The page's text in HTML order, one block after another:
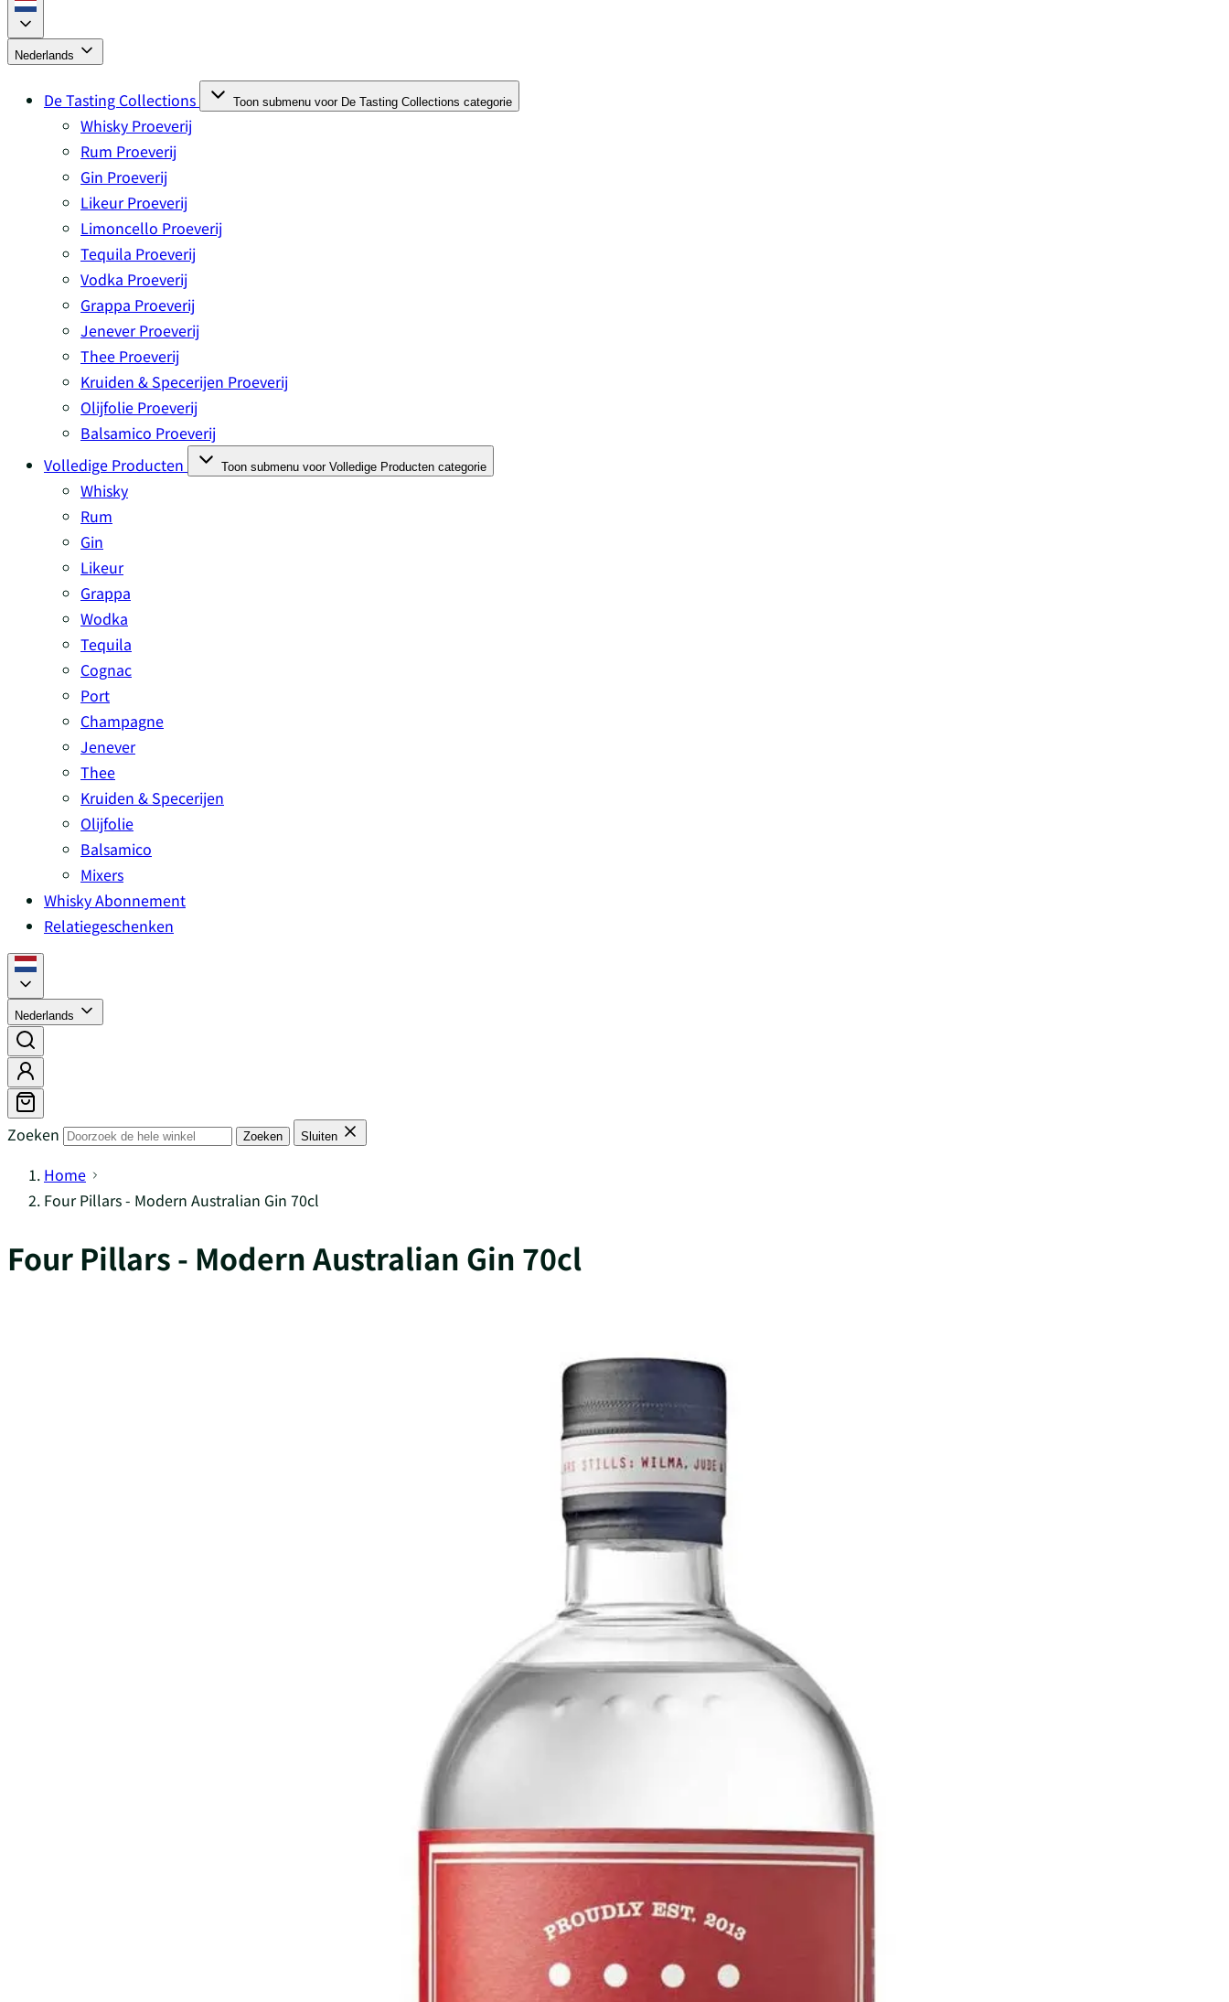
Nederlands
De Tasting Collections Toon submenu voor De Tasting Collections categorie
Whisky Proeverij
Rum Proeverij
Gin Proeverij
Likeur Proeverij
Limoncello Proeverij
Tequila Proeverij
Vodka Proeverij
Grappa Proeverij
Jenever Proeverij
Thee Proeverij
Kruiden & Specerijen Proeverij
Olijfolie Proeverij
Balsamico Proeverij
Volledige Producten
Toon submenu voor Volledige Producten categorie
Whisky
Rum
Gin
Likeur
Grappa
Wodka
Tequila
Cognac
Port
Champagne
Jenever
Thee
Kruiden & Specerijen
Olijfolie
Balsamico
Mixers
Whisky Abonnement
Relatiegeschenken
Nederlands
Zoeken Zoeken Sluiten
Home
Four Pillars - Modern Australian Gin 70cl
Four Pillars - Modern Australian Gin 70cl